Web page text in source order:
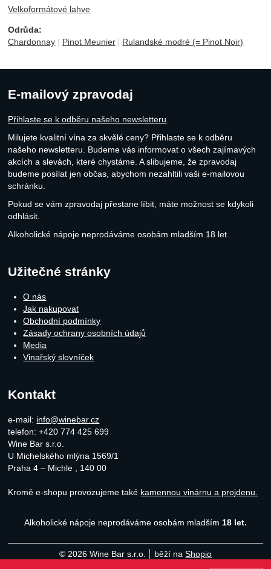
Velkoformátové lahve
Odrůda:
Chardonnay
Pinot Meunier Rulandské modré (= Pinot Noir)
E-mailový zpravodaj
Přihlaste se k odběru našeho newsletteru
Milujete kvalitní vína za skvělé ceny? Přihlaste se k odběru
našeho newsletteru. Budeme vás informovat o všech zajímavých
akcích a slevách, které chystáme. A slibujeme, že zpravodaj
budeme posílat jen občas, abychom nezahltili vaši e-mailovou
schránku.
Pokud se vám zpravodaj přestane líbit, máte možnost se kdykoli
odhlásit.
Alkoholické nápoje neprodáváme osobám mladším 18 let.
Užitečné stránky
O nás
Jak nakupovat
Obchodní podmínky
Zásady ochrany osobních údajů
Media
Vinařský slovníček
Kontakt
e-mail: info@winebar.cz
telefon: +420 774 425 699
Wine Bar s.r.o.
U Michelského mlýna 1569/1
Praha 4 – Michle
140 00
Kromě e-shopu provozujeme také kamennou vinárnu a projdenu.
Alkoholické nápoje neprodáváme osobám mladším 18 let.
© 2026 Wine Bar s.r.o. běží naShopio